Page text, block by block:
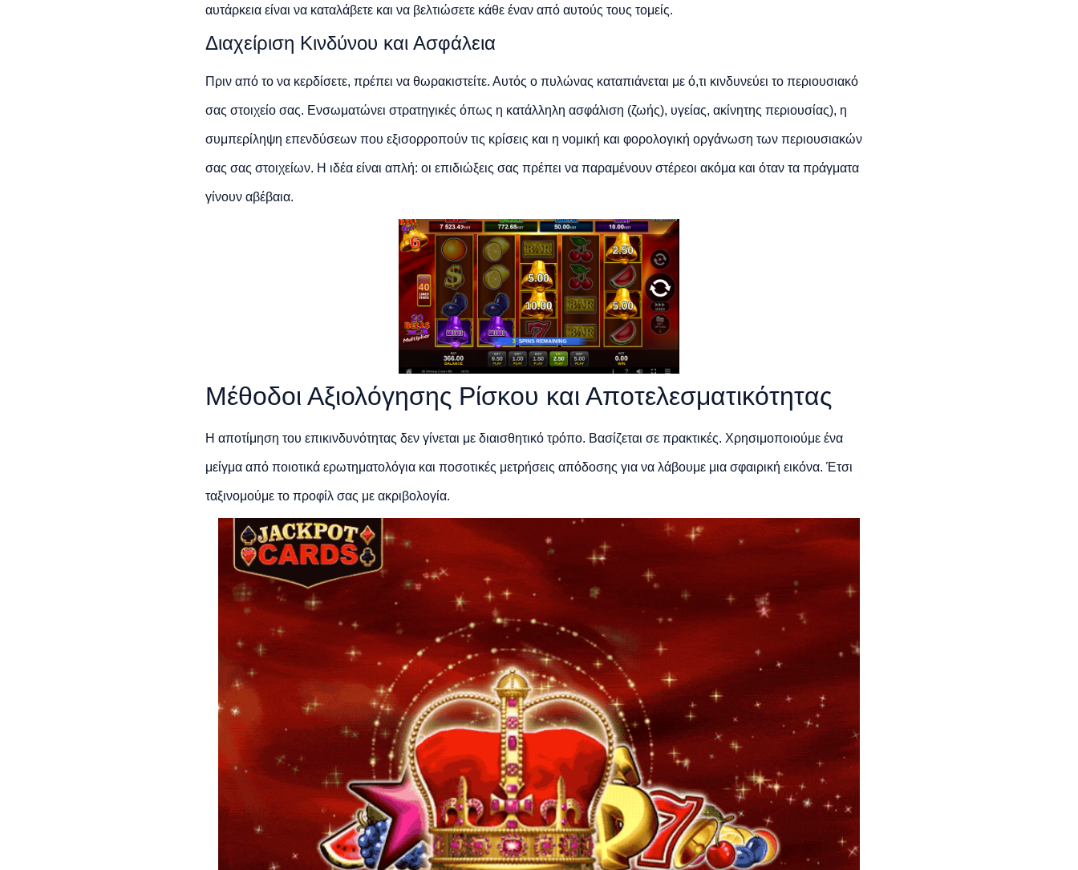
αυτάρκεια είναι να καταλάβετε και να βελτιώσετε κάθε έναν από αυτούς τους τομείς.
Διαχείριση Κινδύνου και Ασφάλεια
Πριν από το να κερδίσετε, πρέπει να θωρακιστείτε. Αυτός ο πυλώνας καταπιάνεται με ό,τι κινδυνεύει το περιουσιακό
σας στοιχείο σας. Ενσωματώνει στρατηγικές όπως η κατάλληλη ασφάλιση (ζωής), υγείας, ακίνητης περιουσίας), η
συμπερίληψη επενδύσεων που εξισορροπούν τις κρίσεις και η νομική και φορολογική οργάνωση των περιουσιακών
σας σας στοιχείων. Η ιδέα είναι απλή: οι επιδιώξεις σας πρέπει να παραμένουν στέρεοι ακόμα και όταν τα πράγματα
γίνουν αβέβαια.
Μέθοδοι Αξιολόγησης Ρίσκου και Αποτελεσματικότητας
Η αποτίμηση του επικινδυνότητας δεν γίνεται με διαισθητικό τρόπο. Βασίζεται σε πρακτικές. Χρησιμοποιούμε ένα
μείγμα από ποιοτικά ερωτηματολόγια και ποσοτικές μετρήσεις απόδοσης για να λάβουμε μια σφαιρική εικόνα. Έτσι
ταξινομούμε το προφίλ σας με ακριβολογία.